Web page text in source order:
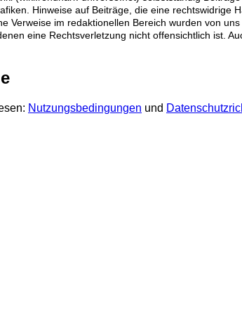
Hinweise auf Beiträge, die eine rechtswidrige
im redaktionellen Bereich wurden von
eine Rechtsverletzung nicht offensichtlich ist.
Nutzungsbedingungen und